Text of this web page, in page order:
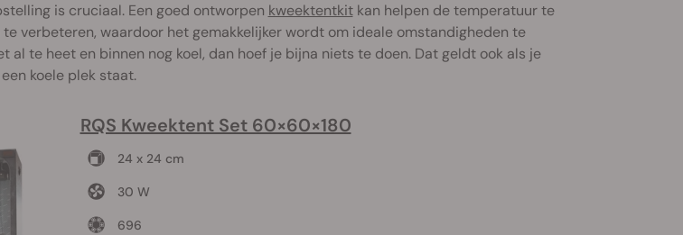
is cruciaal. Een goed ontworpen kweektentkitkan helpen de temperatuur te
verbeteren, waardoor het gemakkelijker wordt om ideale omstandigheden te
al te heet en binnen nog koel, dan hoef je bijna niets te doen. Dat geldt ook als je
koele plek staat.
RQS Kweektent Set 60×60×180
24 x 24 cm
30 W
696